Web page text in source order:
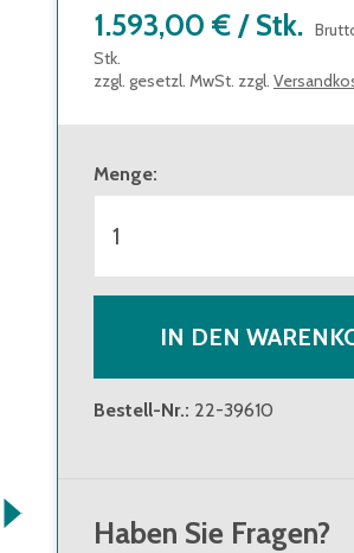
1.593,00 € / Stk.
Stk.
zzgl. gesetzl. MwSt. zzgl.
Menge:
IN DEN
Bestell-Nr.: 22-39610
Haben Sie Fragen?